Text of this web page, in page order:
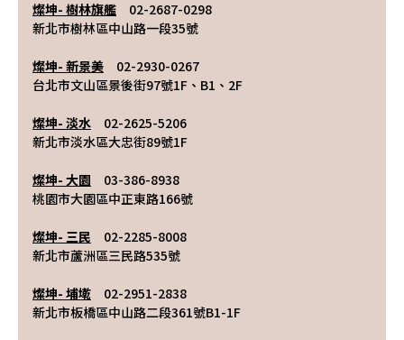
燦坤- 樹林旗艦 02-2687-0298
新北市樹林區中山路一段35號
燦坤- 新景美 02-2930-0267
台北市文山區景後街97號1F、B1、2F
燦坤- 淡水 02-2625-5206
新北市淡水區大忠街89號1F
燦坤- 大園 03-386-8938
桃園市大園區中正東路166號
燦坤- 三民 02-2285-8008
新北市蘆洲區三民路535號
燦坤- 埔墘 02-2951-2838
新北市板橋區中山路二段361號B1-1F